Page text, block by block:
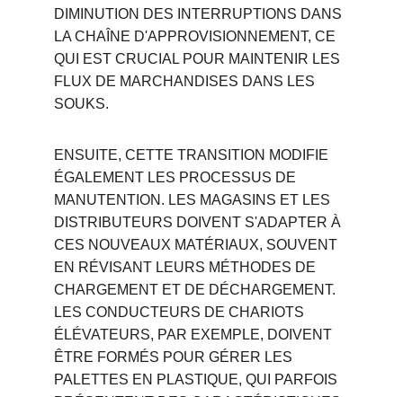
DIMINUTION DES INTERRUPTIONS DANS
LA CHAÎNE D'APPROVISIONNEMENT, CE
QUI EST CRUCIAL POUR MAINTENIR LES
FLUX DE MARCHANDISES DANS LES
SOUKS.
ENSUITE, CETTE TRANSITION MODIFIE
ÉGALEMENT LES PROCESSUS DE
MANUTENTION. LES MAGASINS ET LES
DISTRIBUTEURS DOIVENT S'ADAPTER À
CES NOUVEAUX MATÉRIAUX, SOUVENT
EN RÉVISANT LEURS MÉTHODES DE
CHARGEMENT ET DE DÉCHARGEMENT.
LES CONDUCTEURS DE CHARIOTS
ÉLÉVATEURS, PAR EXEMPLE, DOIVENT
ÊTRE FORMÉS POUR GÉRER LES
PALETTES EN PLASTIQUE, QUI PARFOIS